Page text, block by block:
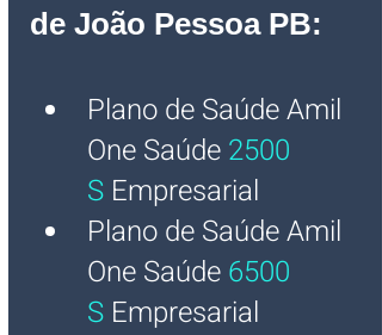
de João Pessoa PB:
Plano de Saúde Amil
One Saúde 2500
S Empresarial
Plano de Saúde Amil
One Saúde 6500
S Empresarial